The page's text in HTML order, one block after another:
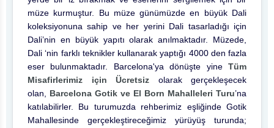
müze kurmuştur. Bu müze günümüzde en büyük Dali
koleksiyonuna sahip ve her yerini Dali tasarladığı için
Dali’nin en büyük yapıtı olarak anılmaktadır. Müzede,
Dali ‘nin farklı teknikler kullanarak yaptığı 4000 den fazla
eser bulunmaktadır. Barcelona'ya dönüşte yine Tüm
Misafirlerimiz için Ücretsiz olarak gerçekleşecek
olan, Barcelona Gotik ve El Born Mahalleleri Turu’na
katılabilirler. Bu turumuzda rehberimiz eşliğinde Gotik
Mahallesinde gerçekleştireceğimiz yürüyüş turunda;